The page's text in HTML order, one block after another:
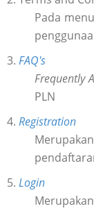
Pada
3. FAQ's
Frequently
PLN
4. Registration
5. Login